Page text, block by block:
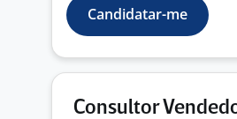
Candidatar-me
Consultor